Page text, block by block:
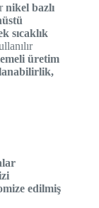
nikel bazlı
sıcaklık
üretim
edilmiş